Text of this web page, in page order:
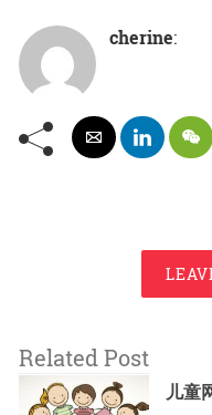
cherine:
Related Post
儿童